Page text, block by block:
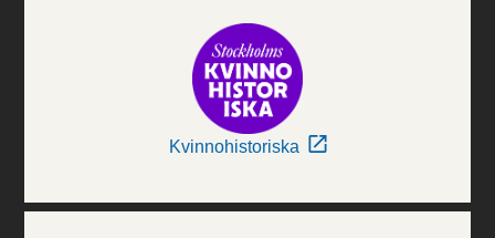
Kvinnohistoriska